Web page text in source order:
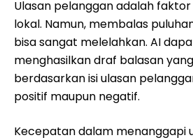
Ulasan pelanggan adalah faktor
lokal. Namun, membalas
bisa sangat melelahkan. AI
menghasilkan draf balasan
berdasarkan isi ulasan
positif maupun negatif.
Kecepatan dalam menanggapi